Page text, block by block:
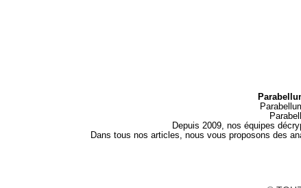
Depuis 2009, nos équipes
Dans tous nos articles, nous vous proposons des